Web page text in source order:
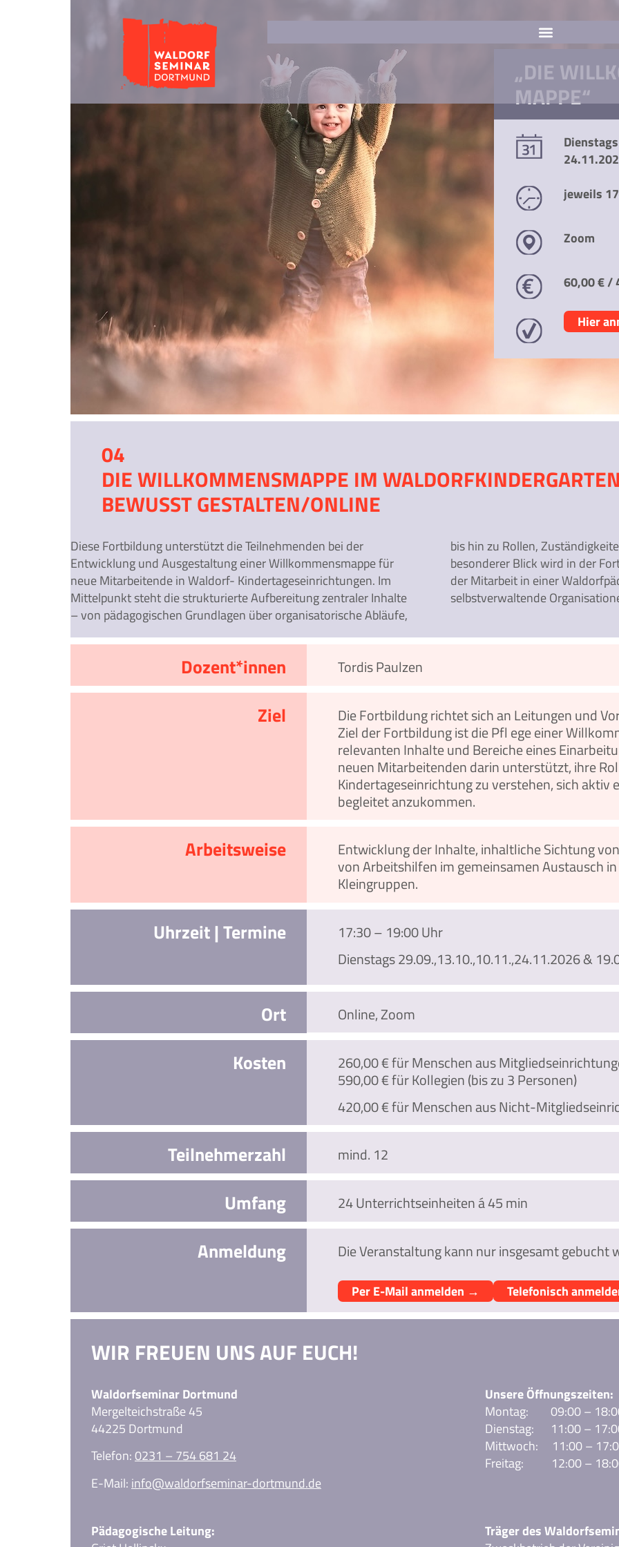
„DIE
MAPPE“
jeweils
Zoom
60,00 € /
Hier
04
DIE WILLKOMMENSMAPPE IM
BEWUSST GESTALTEN/ONLINE
Diese Fortbildung unterstützt die Teilnehmenden bei der
Entwicklung und Ausgestaltung einer Willkommensmappe für
neue Mitarbeitende in Waldorf- Kindertageseinrichtungen. Im
Mittelpunkt steht die strukturierte Aufbereitung zentraler Inhalte
– von pädagogischen Grundlagen über organisatorische Abläufe,
bis hin zu Rollen, Zuständigkeiten und Erwartungen. Ein
besonderer Blick wird in der Fortbildung auch auf die Bedeutung
der Mitarbeit in einer Waldorfpädagogischen Einrichtung als
selbstverwaltende
Dozent*innen Tordis Paulzen
Ziel
Die Fortbildung richtet sich an Leitungen und
Ziel der Fortbildung ist die Pfl ege einer
relevanten Inhalte und Bereiche eines
neuen Mitarbeitenden darin unterstützt, ihre
Kindertageseinrichtung zu verstehen, sich aktiv
begleitet anzukommen.
Arbeitsweise
Entwicklung der Inhalte, inhaltliche Sichtung
von Arbeitshilfen im gemeinsamen Austausch
Kleingruppen.
Uhrzeit | Termine
17:30 – 19:00 Uhr
Dienstags 29.09.,13.10.,10.11.,24.11.2026 &
Ort Online, Zoom
Kosten
260,00 € für Menschen aus
590,00 € für Kollegien (bis zu 3 Personen)
420,00 € für Menschen aus Nicht-
Teilnehmerzahl mind. 12
Umfang 24 Unterrichtseinheiten á 45 min
Anmeldung Die Veranstaltung kann nur insgesamt gebucht
Per E-Mail anmelden → Telefonisch
WIR FREUEN UNS AUF EUCH!
Waldorfseminar Dortmund
Mergelteichstraße 45
44225 Dortmund
Telefon:0231 – 754 681 24
E-Mail: info@waldorfseminar-dortmund.de
Unsere Öffnungszeiten:
Montag: 09:00 –
Dienstag: 11:00 –
Mittwoch: 11:00 –
Freitag: 12:00 –
Pädagogische Leitung:
Träger des